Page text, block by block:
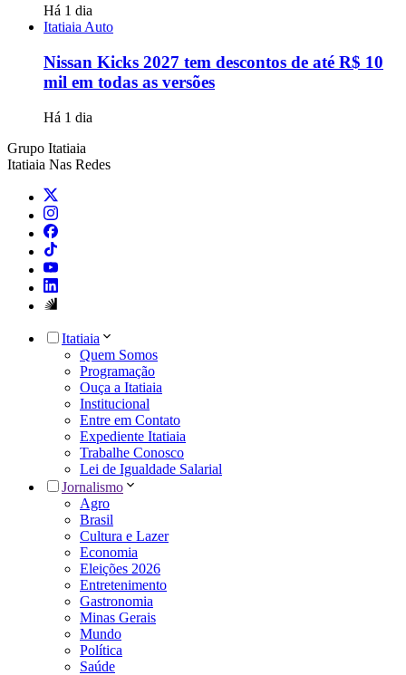
Há 1 dia
Itatiaia Auto
Nissan Kicks 2027 tem descontos de até R$ 10
mil em todas as versões
Há 1 dia
Grupo Itatiaia
Itatiaia Nas Redes
Itatiaia
Quem Somos
Programação
Ouça a Itatiaia
Institucional
Entre em Contato
Expediente Itatiaia
Trabalhe Conosco
Lei de Igualdade Salarial
Jornalismo
Agro
Brasil
Cultura e Lazer
Economia
Eleições 2026
Entretenimento
Gastronomia
Minas Gerais
Mundo
Política
Saúde